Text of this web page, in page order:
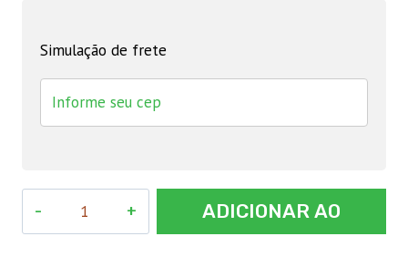
Simulação de frete
ADICIONAR AO